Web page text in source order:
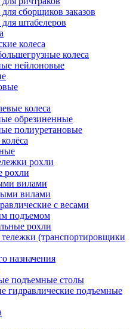
сборщиков заказов
для штабелеров
колеса
колеса
нейлоновые
колеса
обрезиненные
полиуретановые
рохли
рохли
вилами
вилами
с весами
подъемом
рохли
(транспортировщики
назначения
подъемные столы
гидравлические подъемные